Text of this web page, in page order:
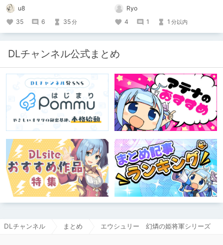
u8
35
6 35分
Ryo
4
1 1 分以内
DLチャンネル公式まとめ
DLチャンネル まとめ エウシュリー 幻燐の姫将軍シリーズ